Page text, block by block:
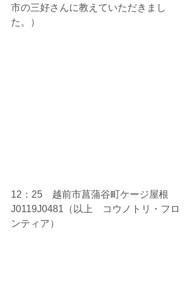
市の三好さんに教えていただきまし
た。）
12：25　越前市菖蒲谷町ケージ屋根
J0119J0481（以上　コウノトリ・フロ
ンティア）